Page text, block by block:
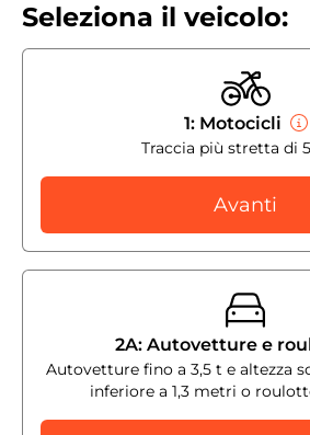
Seleziona il veicolo:
1: Motocicli
Traccia più stretta di
Avanti
2A: Autovetture e
Autovetture fino a 3,5 t e altezza
inferiore a 1,3 metri o